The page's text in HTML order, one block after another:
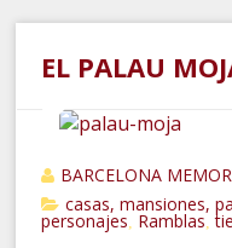
EL PALAU
BARCELONA
casas, mansiones,
personajes Ramblas ,